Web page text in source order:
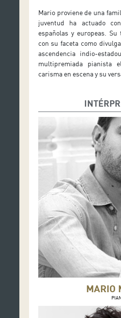
Mario proviene de una
juventud ha actuado
españolas y europeas.
con su faceta como
ascendencia indio-
multipremiada pianista
carisma en escena y su
MARIO